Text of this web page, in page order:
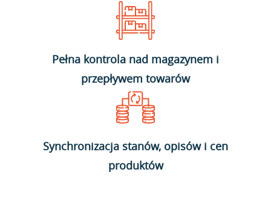
Pełna kontrola nad magazynem i
przepływem towarów
Synchronizacja stanów, opisów i cen
produktów